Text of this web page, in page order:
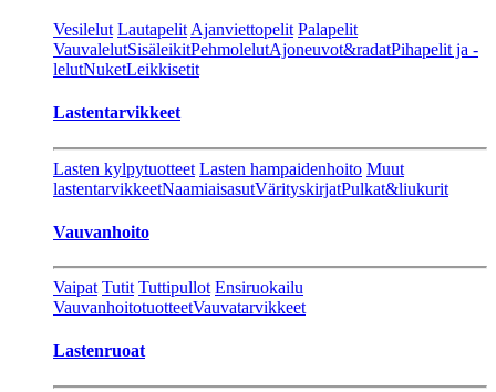
Vesilelut Lautapelit Ajanviettopelit Palapelit
VauvalelutSisäleikitPehmolelutAjoneuvot&radatPihapelit ja -
lelutNuketLeikkisetit
Lastentarvikkeet
Lasten kylpytuotteet Lasten hampaidenhoito Muut
lastentarvikkeetNaamiaisasutVärityskirjatPulkat&liukurit
Vauvanhoito
Vaipat Tutit Tuttipullot Ensiruokailu
VauvanhoitotuotteetVauvatarvikkeet
Lastenruoat